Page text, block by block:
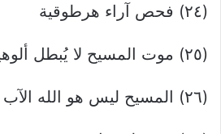
(٢٤) فحص آراء هرطوقية
(٢٥) موت المسيح لا يُبطل ألوهيته
(٢٦) المسيح ليس هو الله الآب